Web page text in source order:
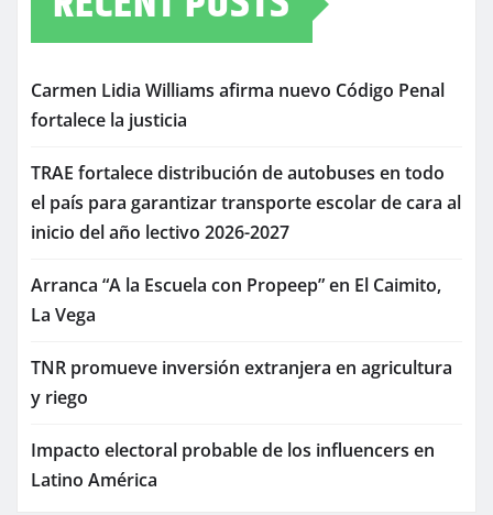
Carmen Lidia Williams afirma nuevo Código Penal
fortalece la justicia
TRAE fortalece distribución de autobuses en todo
el país para garantizar transporte escolar de cara al
inicio del año lectivo 2026-2027
Arranca “A la Escuela con Propeep” en El Caimito,
La Vega
TNR promueve inversión extranjera en agricultura
y riego
Impacto electoral probable de los influencers en
Latino América